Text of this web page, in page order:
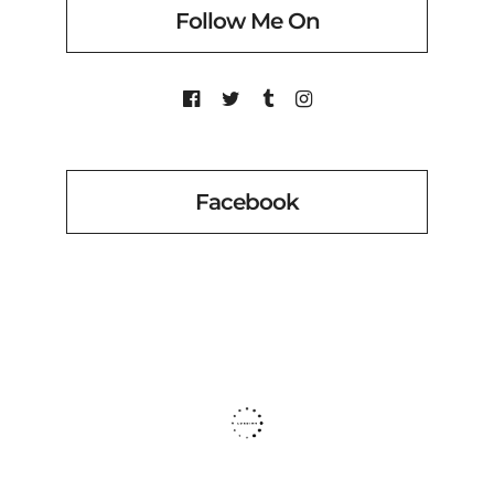
Follow Me On
Facebook